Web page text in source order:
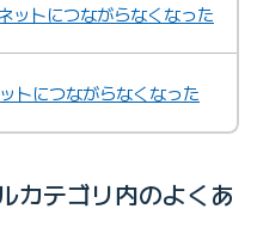
トにつながらなくなった
トにつながらなくなった
カテゴリ内のよくあ